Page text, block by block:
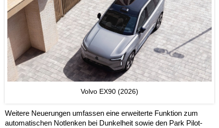
Volvo EX90 (2026)
Weitere Neuerungen umfassen eine erweiterte Funktion zum
automatischen Notlenken bei Dunkelheit sowie den Park Pilot-